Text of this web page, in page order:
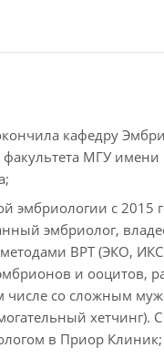
кафедру
факультета МГУ имени
эмбриологии с 2015
эмбриолог,
ВРТ (ЭКО,
и ооцитов,
числе со сложным
хетчинг).
в Приор Клиник;